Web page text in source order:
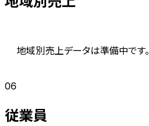
地域別売上データは準備中です。
06
従業員